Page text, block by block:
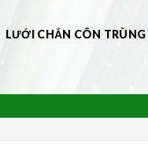
LƯỚI CHẮN CÔN TRÙNG